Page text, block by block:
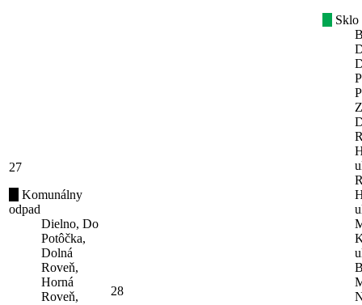
27
Komunálny
odpad
Dielno, Do
Potôčka,
Dolná
Roveň,
Horná
Roveň,
28
Sklo